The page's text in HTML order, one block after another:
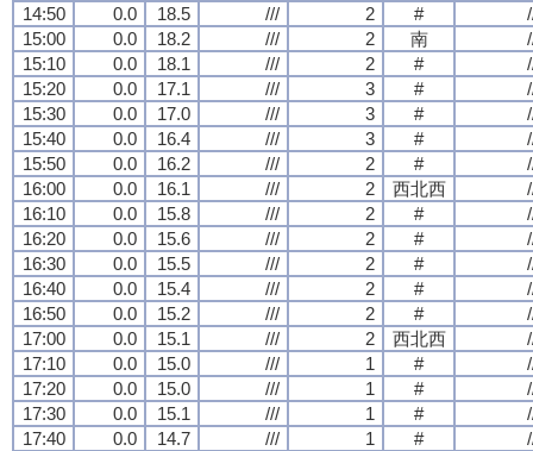
14:50 0.0 18.5 /// 2 #
15:00
0.0 18.2 /// 2 南
15:10
0.0 18.1 /// 2 #
15:20
0.0 17.1 /// 3 #
15:30
0.0 17.0 /// 3 #
15:40
0.0 16.4 /// 3 #
15:50
0.0 16.2 /// 2 #
16:00
0.0 16.1 /// 2 西北西
16:10
0.0 15.8 /// 2 #
16:20
0.0 15.6 /// 2 #
16:30
0.0 15.5 /// 2 #
16:40
0.0 15.4 /// 2 #
16:50
0.0 15.2 /// 2 #
17:00
0.0 15.1 /// 2 西北西
17:10
0.0 15.0 /// 1 #
17:20
0.0 15.0 /// 1 #
17:30
0.0 15.1 /// 1 #
17:40
0.0 14.7 /// 1 #